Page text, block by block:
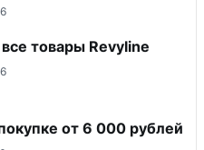
товары Revyline
от 6 000 рублей